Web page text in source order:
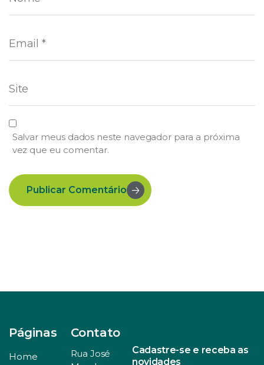
Salvar meus dados neste navegador para a próxima
vez que eu comentar.
Publicar Comentário
Páginas
Home
Contato
Rua José
Cadastre-se e receba as
novidades